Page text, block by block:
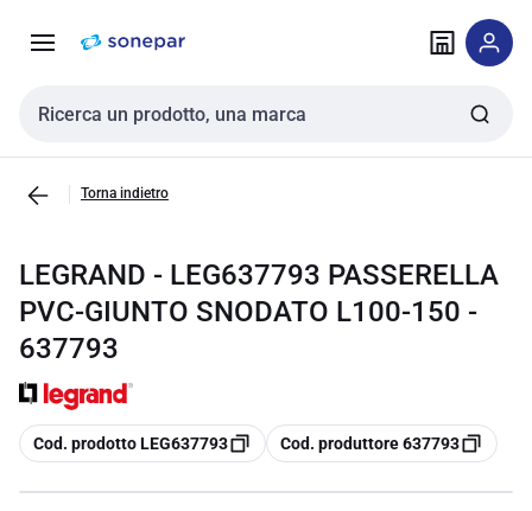
navigazione alla
Cerca input
Torna indietro
LEGRAND - LEG637793 PASSERELLA
PVC-GIUNTO SNODATO L100-150 -
637793
copia
Cod. prodotto LEG637793 copia
Cod. produttore 637793